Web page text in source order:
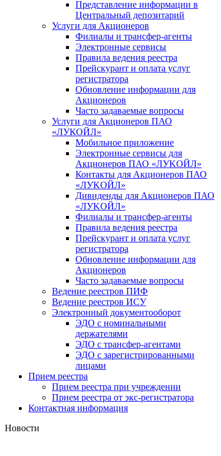
Представление информации в
Центральный депозитарий
Услуги для Акционеров
Филиалы и трансфер-агенты
Электронные сервисы
Правила ведения реестра
Прейскурант и оплата услуг
регистратора
Обновление информации для
Акционеров
Часто задаваемые вопросы
Услуги для Акционеров ПАО
«ЛУКОЙЛ»
Мобильное приложение
Электронные сервисы для
Акционеров ПАО «ЛУKOЙЛ»
Контакты для Акционеров ПАО
«ЛУKOЙЛ»
Дивиденды для Акционеров ПАО
«ЛУKOЙЛ»
Филиалы и трансфер-агенты
Правила ведения реестра
Прейскурант и оплата услуг
регистратора
Обновление информации для
Акционеров
Часто задаваемые вопросы
Ведение реестров ПИФ
Ведение реестров ИСУ
Электронный документооборот
ЭДО с номинальными
держателями
ЭДО с трансфер-агентами
ЭДО с зарегистрированными
лицами
Прием реестра
Прием реестра при учреждении
Прием реестра от экс-регистратора
Контактная информация
Новости